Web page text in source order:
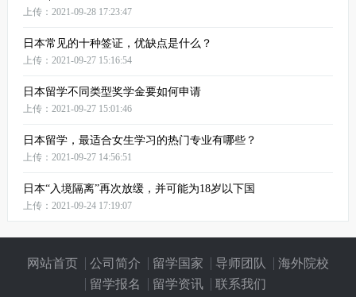
上传：2021-09-28 17:23:47
日本常见的十种签证，优缺点是什么？
上传：2021-09-27 15:16:54
日本留学不同类型奖学金要如何申请
上传：2021-09-27 15:01:46
日本留学，最适合女生学习的热门专业有哪些？
上传：2021-09-27 14:56:51
日本“入境隔离”再次放缓，并可能为18岁以下国
上传：2021-09-24 17:19:07
网站首页 公司简介 留学国家 导师团队
海外院校
留学报名
留学资讯 联系我们